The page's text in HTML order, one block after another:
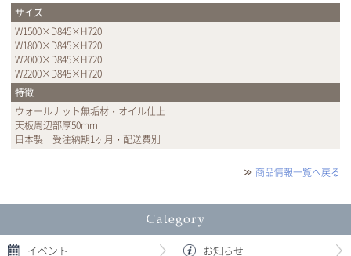
サイズ
W1500×D845×H720
W1800×D845×H720
W2000×D845×H720
W2200×D845×H720
特徴
ウォールナット無垢材・オイル仕上
天板周辺部厚50mm
日本製 受注納期1ヶ月・配送費別
商品情報一覧へ戻る
イベント お知らせ